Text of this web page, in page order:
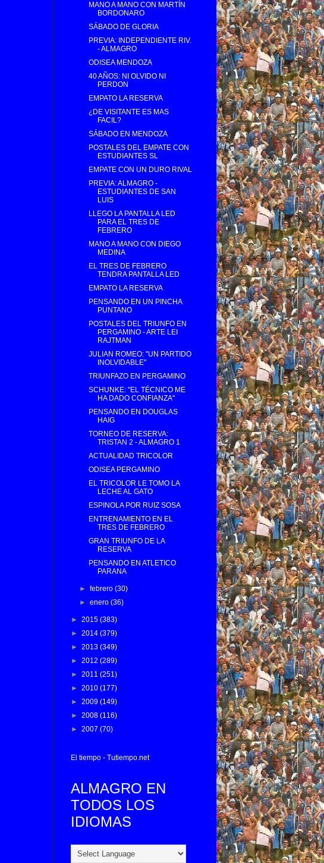
MANO A MANO CON MARTÍN
BORDONARO
SÁBADO DE GLORIA
PREVIA: INDEPENDIENTE RIV.
- ALMAGRO
ODISEA MENDOZA
40 AÑOS: NI OLVIDO NI
PERDON
EMPATO LA RESERVA
¿DE VISITANTE ES MAS
FACIL?
SÁBADO EN MENDOZA
POSTALES DEL EMPATE CON
ESTUDIANTES SL
EMPATE CON UN DURO RIVAL
PREVIA: ALMAGRO -
ESTUDIANTES DE SAN
LUIS
LLEGO LA PANTALLA LED
PARA EL TRES DE
FEBRERO
MANO A MANO CON DIEGO
MEDINA
EL TRES DE FEBRERO
TENDRA PANTALLA LED
EMPATO LA RESERVA
PENSANDO EN UN PINCHA
PUNTANO
POSTALES DEL TRIUNFO EN
PERGAMINO - ARTE LEI
RAJTMAN
JULIAN ROMEO: "UN PARTIDO
INOLVIDABLE"
TRIUNFAZO EN PERGAMINO
SCHUNKE: "EL TÉCNICO ME
HA DADO CONFIANZA"
PENSANDO EN DOUGLAS
HAIG
TORNEO DE RESERVA:
TRISTAN 2 - ALMAGRO 1
ACTUALIDAD TRICOLOR
ODISEA PERGAMINO
EL TRICOLOR LE TOMO LA
LECHE AL GATO
ESPINOLA POR RUIZ SOSA
ENTRENAMIENTO EN EL
TRES DE FEBRERO
GRAN TRIUNFO DE LA
RESERVA
PENSANDO EN ATLETICO
PARANA
►febrero(30)
►enero(36)
► 2015 (383)
► 2014 (379)
► 2013 (349)
► 2012 (289)
► 2011 (251)
► 2010 (177)
► 2009 (149)
► 2008 (116)
► 2007 (70)
El tiempo - Tutiempo.net
ALMAGRO EN
TODOS LOS
IDIOMAS